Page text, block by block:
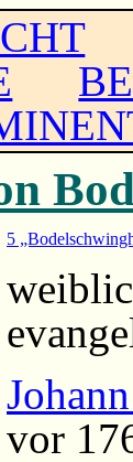
5
Johann
vor